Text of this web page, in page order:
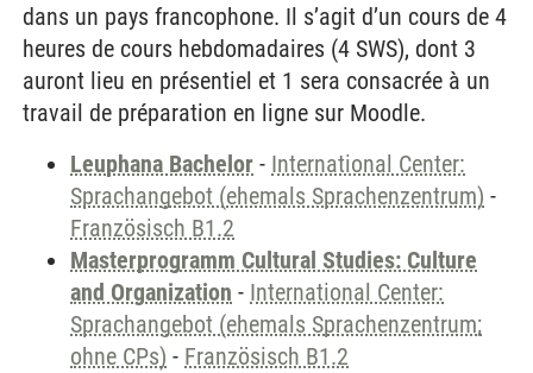
dans un pays francophone. Il s’agit d’un cours de 4
heures de cours hebdomadaires (4 SWS), dont 3
auront lieu en présentiel et 1 sera consacrée à un
travail de préparation en ligne sur Moodle.
Leuphana Bachelor - International Center:
Sprachangebot (ehemals Sprachenzentrum) -
Französisch B1.2
Masterprogramm Cultural Studies: Culture
and Organization - International Center:
Sprachangebot (ehemals Sprachenzentrum;
ohne CPs) - Französisch B1.2